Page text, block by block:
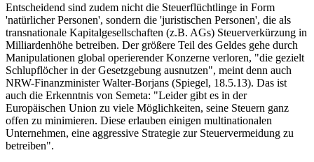
Entscheidend sind zudem nicht die Steuerflüchtlinge in Form
'natürlicher Personen', sondern die 'juristischen Personen', die als
transnationale Kapitalgesellschaften (z.B. AGs) Steuerverkürzung in
Milliardenhöhe betreiben. Der größere Teil des Geldes gehe durch
Manipulationen global operierender Konzerne verloren, "die gezielt
Schlupflöcher in der Gesetzgebung ausnutzen", meint denn auch
NRW-Finanzminister Walter-Borjans (Spiegel, 18.5.13). Das ist
auch die Erkenntnis von Semeta: "Leider gibt es in der
Europäischen Union zu viele Möglichkeiten, seine Steuern ganz
offen zu minimieren. Diese erlauben einigen multinationalen
Unternehmen, eine aggressive Strategie zur Steuervermeidung zu
betreiben".